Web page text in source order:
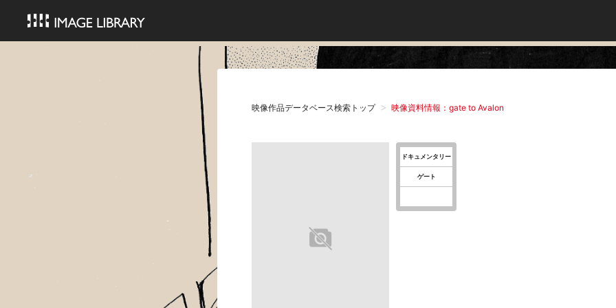
映像作品データベース検索トップ 映像資料情報：gate to Avalon
ドキュメンタリー
ゲート